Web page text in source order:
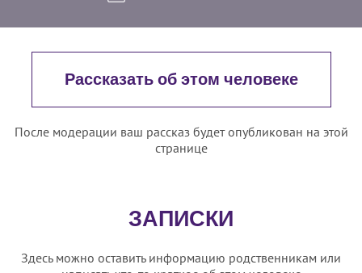
Рассказать об этом человеке
После модерации ваш рассказ будет опубликован на этой
странице
ЗАПИСКИ
Здесь можно оставить информацию родственникам или